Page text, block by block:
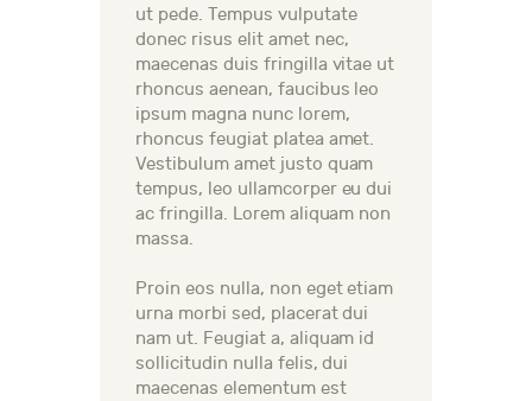
ut pede. Tempus vulputate
donec risus elit amet nec,
maecenas duis fringilla vitae ut
rhoncus aenean, faucibus leo
ipsum magna nunc lorem,
rhoncus feugiat platea amet.
Vestibulum amet justo quam
tempus, leo ullamcorper eu dui
ac fringilla. Lorem aliquam non
massa.
Proin eos nulla, non eget etiam
urna morbi sed, placerat dui
nam ut. Feugiat a, aliquam id
sollicitudin nulla felis, dui
maecenas elementum est